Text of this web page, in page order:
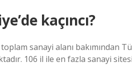
kaçıncı?
sanayi alanı bakımından
106 il ile en fazla sanayi